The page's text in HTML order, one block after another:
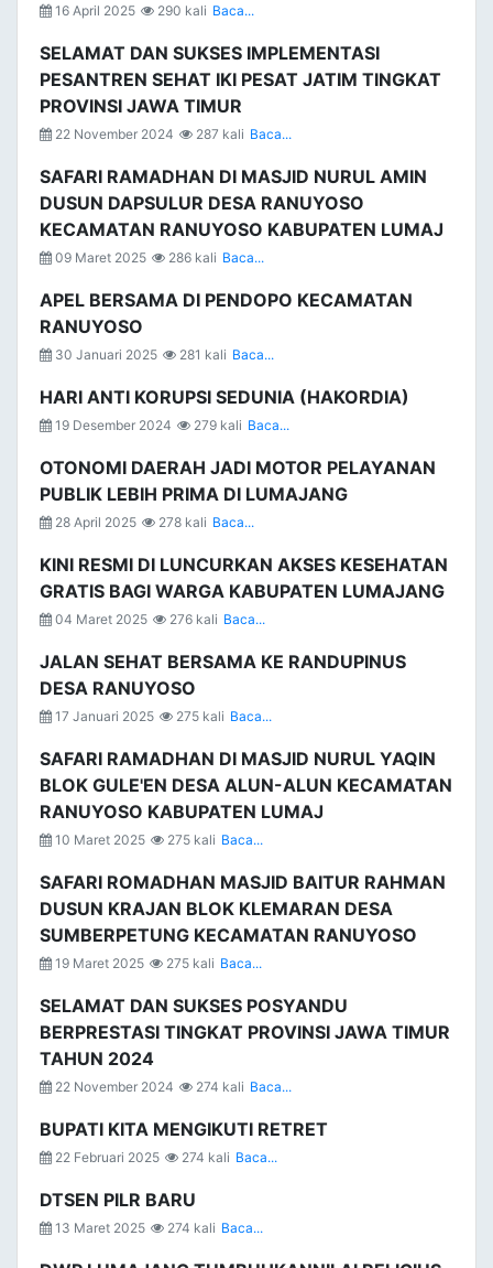
16 April 2025 290 kali Baca...
SELAMAT DAN SUKSES IMPLEMENTASI
PESANTREN SEHAT IKI PESAT JATIM TINGKAT
PROVINSI JAWA TIMUR
22 November 2024 287 kali Baca...
SAFARI RAMADHAN DI MASJID NURUL AMIN
DUSUN DAPSULUR DESA RANUYOSO
KECAMATAN RANUYOSO KABUPATEN LUMAJ
09 Maret 2025 286 kali Baca...
APEL BERSAMA DI PENDOPO KECAMATAN
RANUYOSO
30 Januari 2025 281 kali Baca...
HARI ANTI KORUPSI SEDUNIA (HAKORDIA)
19 Desember 2024 279 kali Baca...
OTONOMI DAERAH JADI MOTOR PELAYANAN
PUBLIK LEBIH PRIMA DI LUMAJANG
28 April 2025 278 kali Baca...
KINI RESMI DI LUNCURKAN AKSES KESEHATAN
GRATIS BAGI WARGA KABUPATEN LUMAJANG
04 Maret 2025 276 kali Baca...
JALAN SEHAT BERSAMA KE RANDUPINUS
DESA RANUYOSO
17 Januari 2025 275 kali Baca...
SAFARI RAMADHAN DI MASJID NURUL YAQIN
BLOK GULE'EN DESA ALUN-ALUN KECAMATAN
RANUYOSO KABUPATEN LUMAJ
10 Maret 2025 275 kali Baca...
SAFARI ROMADHAN MASJID BAITUR RAHMAN
DUSUN KRAJAN BLOK KLEMARAN DESA
SUMBERPETUNG KECAMATAN RANUYOSO
19 Maret 2025 275 kali Baca...
SELAMAT DAN SUKSES POSYANDU
BERPRESTASI TINGKAT PROVINSI JAWA TIMUR
TAHUN 2024
22 November 2024 274 kali Baca...
BUPATI KITA MENGIKUTI RETRET
22 Februari 2025 274 kali Baca...
DTSEN PILR BARU
13 Maret 2025 274 kali Baca...